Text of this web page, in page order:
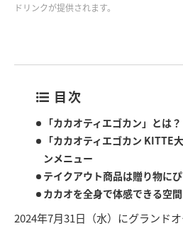
ドリンクが提供されます。
目次
「カカオティエゴカン」とは？
「カカオティエゴカン KITTE
ンメニュー
テイクアウト商品は贈り物に
カカオを全身で体感できる空間
2024年7月31日（水）にグランド